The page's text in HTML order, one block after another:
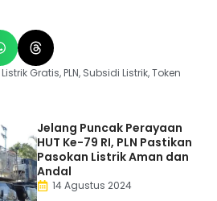
Listrik Gratis,PLN, Subsidi Listrik,Token
Jelang Puncak Perayaan
HUT Ke-79 RI, PLN Pastikan
Pasokan Listrik Aman dan
Andal
14 Agustus 2024